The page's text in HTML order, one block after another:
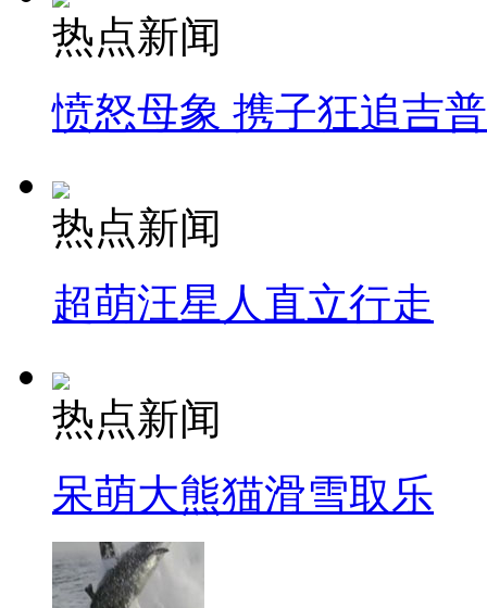
热点新闻
愤怒母象 携子狂追吉
热点新闻
超萌汪星人直立行走
热点新闻
呆萌大熊猫滑雪取乐